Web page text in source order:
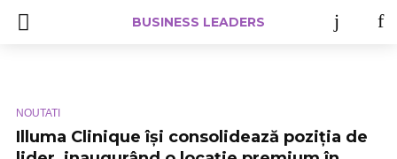
BUSINESS LEADERS
NOUTATI
Illuma Clinique își consolidează poziția de